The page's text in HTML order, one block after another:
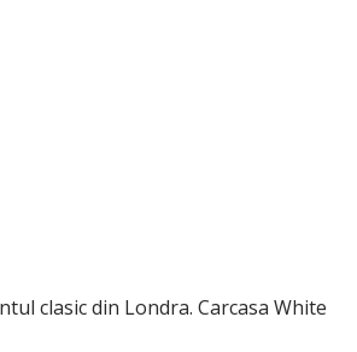
clasic din Londra. Carcasa White